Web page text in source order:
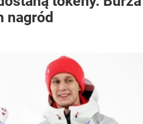
nagród